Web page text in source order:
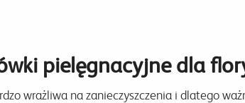
pielęgnacyjne dla
wrażliwa na zanieczyszczenia i dlatego